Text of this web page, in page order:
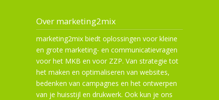
Over marketing2mix
marketing2mix biedt oplossingen voor kleine
en grote marketing- en communicatievragen
voor het MKB en voor ZZP. Van strategie tot
het maken en optimaliseren van websites,
bedenken van campagnes en het ontwerpen
van je huisstijl en drukwerk. Ook kun je ons